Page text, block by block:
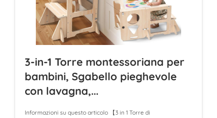
3-in-1 Torre montessoriana per
bambini, Sgabello pieghevole
con lavagna,...
Informazioni su questo articolo 【3 in 1 Torre di